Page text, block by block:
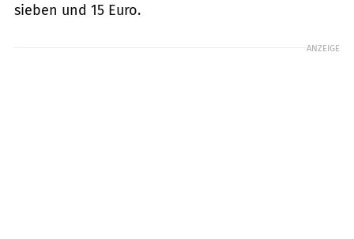
sieben und 15 Euro.
ANZEIGE